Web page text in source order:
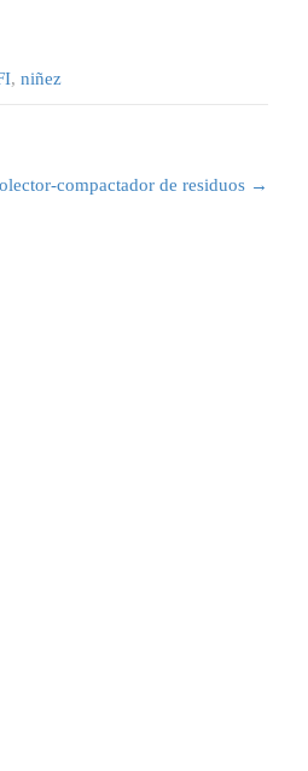
, niñez
compactador de residuos →